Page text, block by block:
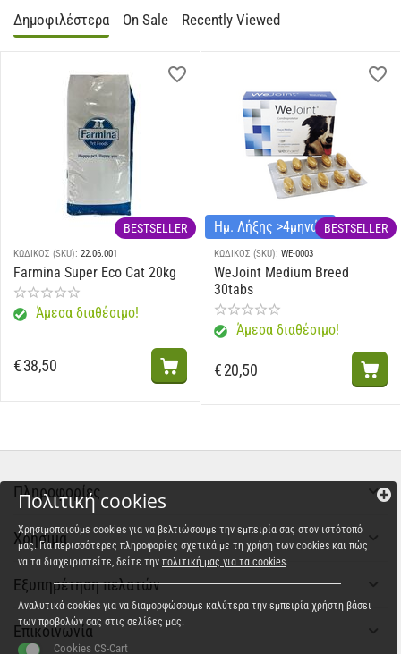
Δημοφιλέστερα On Sale Recently Viewed
BESTSELLER
ΚΩΔΙΚΟΣ (SKU): 22.06.001
Farmina Super Eco Cat 20kg
Άμεσα διαθέσιμο!
€38,50
Ημ. Λήξης >4μηνώνBESTSELLER
ΚΩΔΙΚΟΣ (SKU): WE-0003
WeJoint Medium Breed
30tabs
Άμεσα διαθέσιμο!
€20,50
Πληροφορίες
Χρήσιμα
Εξυπηρέτηση πελατών
Επικοινωνία
Πολιτική cookies
Χρησιμοποιούμε cookies για να βελτιώσουμε την εμπειρία σας στον ιστότοπό
μας. Για περισσότερες πληροφορίες σχετικά με τη χρήση των cookies και πώς
να τα διαχειριστείτε, δείτε την πολιτική μας για τα cookies.
Αναλυτικά cookies για να διαμορφώσουμε καλύτερα την εμπειρία χρήστη βάσει
των προβολών σας στις σελίδες μας.
Cookies CS-Cart